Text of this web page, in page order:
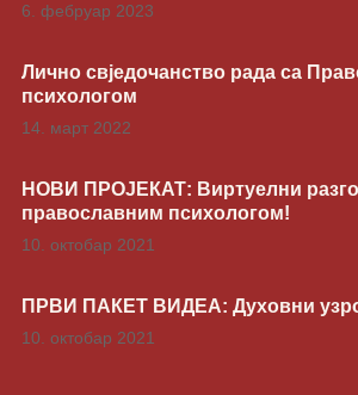
6. фебруар 2023
Лично свједочанство рада са
психологом
14. март 2022
НОВИ ПРОЈЕКАТ: Виртуелни
православним психологом!
10. октобар 2021
ПРВИ ПАКЕТ ВИДЕА: Духовни
10. октобар 2021